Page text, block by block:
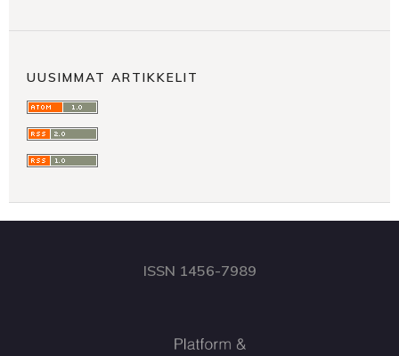
UUSIMMAT ARTIKKELIT
ISSN 1456-7989